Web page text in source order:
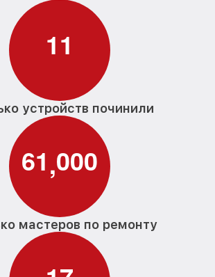
11
устройств починили
61,000
мастеров по ремонту